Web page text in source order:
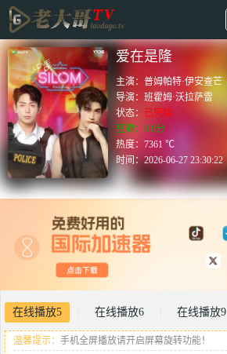
爱在是隆
主演：普姆帕特·伊安查芒
导演：班霍姆·沃拉萨雷
状态：
已完结
豆瓣：0.0分
热度：7361 ℃
时间：2026-06-27 23:30:22
在线播放5 在线播放6 在线播放9
温馨提示： 手机全屏播放请开启屏幕旋转功能！